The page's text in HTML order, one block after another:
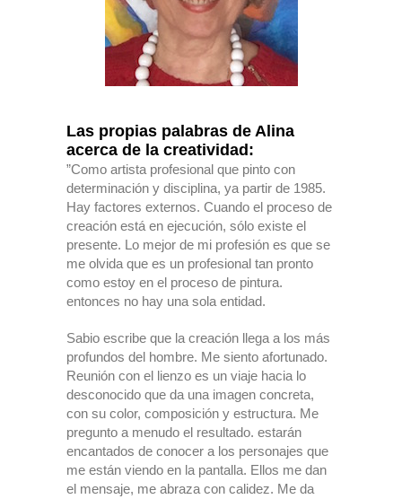
Las propias palabras de Alina
acerca de la creatividad:
”Como artista profesional que pinto con
determinación y disciplina, ya partir de 1985.
Hay factores externos. Cuando el proceso de
creación está en ejecución, sólo existe el
presente. Lo mejor de mi profesión es que se
me olvida que es un profesional tan pronto
como estoy en el proceso de pintura.
entonces no hay una sola entidad.
Sabio escribe que la creación llega a los más
profundos del hombre. Me siento afortunado.
Reunión con el lienzo es un viaje hacia lo
desconocido que da una imagen concreta,
con su color, composición y estructura. Me
pregunto a menudo el resultado. estarán
encantados de conocer a los personajes que
me están viendo en la pantalla. Ellos me dan
el mensaje, me abraza con calidez. Me da